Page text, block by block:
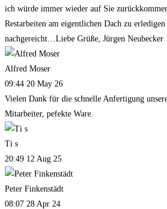
ich würde immer wieder auf Sie
Restarbeiten am eigentlichen Dach zu
nachgereicht…Liebe Grüße, Jürgen Neubecker
Alfred Moser
09:44 20 May 26
Vielen Dank für die schnelle Anfertigung
Mitarbeiter, pefekte Ware.
Ti s
20:49 12 Aug 25
Peter Finkenstädt
08:07 28 Apr 24